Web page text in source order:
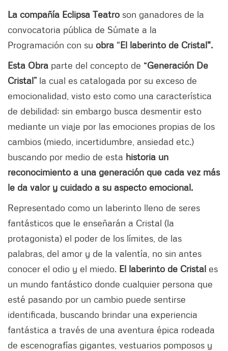
La compañía Eclipsa Teatro son ganadores de la
convocatoria pública de Súmate a la
Programación con su obra "El laberinto de Cristal".
Esta Obra parte del concepto de “Generación De
Cristal” la cual es catalogada por su exceso de
emocionalidad, visto esto como una característica
de debilidad; sin embargo busca desmentir esto
mediante un viaje por las emociones propias de los
cambios (miedo, incertidumbre, ansiedad etc.)
buscando por medio de esta historia un
reconocimiento a una generación que cada vez más
le da valor y cuidado a su aspecto emocional.
Representado como un laberinto lleno de seres
fantásticos que le enseñarán a Cristal (la
protagonista) el poder de los límites, de las
palabras, del amor y de la valentía, no sin antes
conocer el odio y el miedo. El laberinto de Cristal es
un mundo fantástico donde cualquier persona que
esté pasando por un cambio puede sentirse
identificada, buscando brindar una experiencia
fantástica a través de una aventura épica rodeada
de escenografías gigantes, vestuarios pomposos y